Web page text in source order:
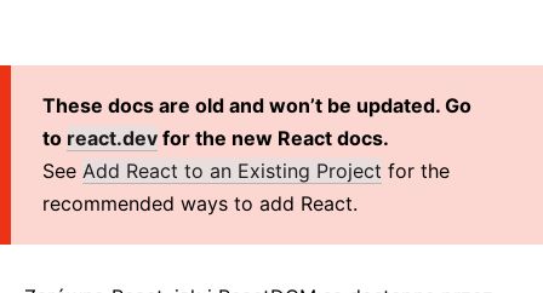
These docs are old and won’t be updated. Go
to react.dev for the new React docs.
See Add React to an Existing Project for the
recommended ways to add React.
Dodaj Reacta do swojej strony
Stwórz nową aplikację w Reakcie
Linki do CDN-ów
Kanały wydań